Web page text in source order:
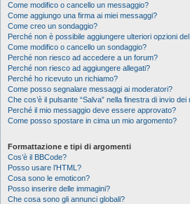
Come modifico o cancello un messaggio?
Come aggiungo una firma ai miei messaggi?
Come creo un sondaggio?
Perché non è possibile aggiungere ulteriori opzioni
Come modifico o cancello un sondaggio?
Perché non riesco ad accedere a un forum?
Perché non riesco ad aggiungere allegati?
Perché ho ricevuto un richiamo?
Come posso segnalare messaggi ai moderatori?
Che cos’è il pulsante “Salva” nella finestra di invio dei
Perché il mio messaggio deve essere approvato?
Come posso spostare in cima un mio argomento?
Formattazione e tipi di argomenti
Cos’è il BBCode?
Posso usare l’HTML?
Cosa sono le emoticon?
Posso inserire delle immagini?
Che cosa sono gli annunci globali?